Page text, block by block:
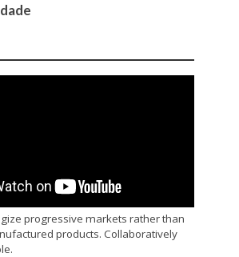
progressive markets rather than
products. Collaboratively